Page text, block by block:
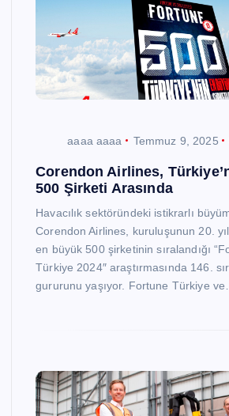
aaaa aaaa Temmuz 9, 2025
Corendon Airlines,
500 Şirketi Arasında
Havacılık sektöründeki istikrarlı
Corendon Airlines, kuruluşunun 20.
en büyük 500 şirketinin sıralandığı
Türkiye 2024″ araştırmasında 146.
gururunu yaşıyor. Fortune Türkiye